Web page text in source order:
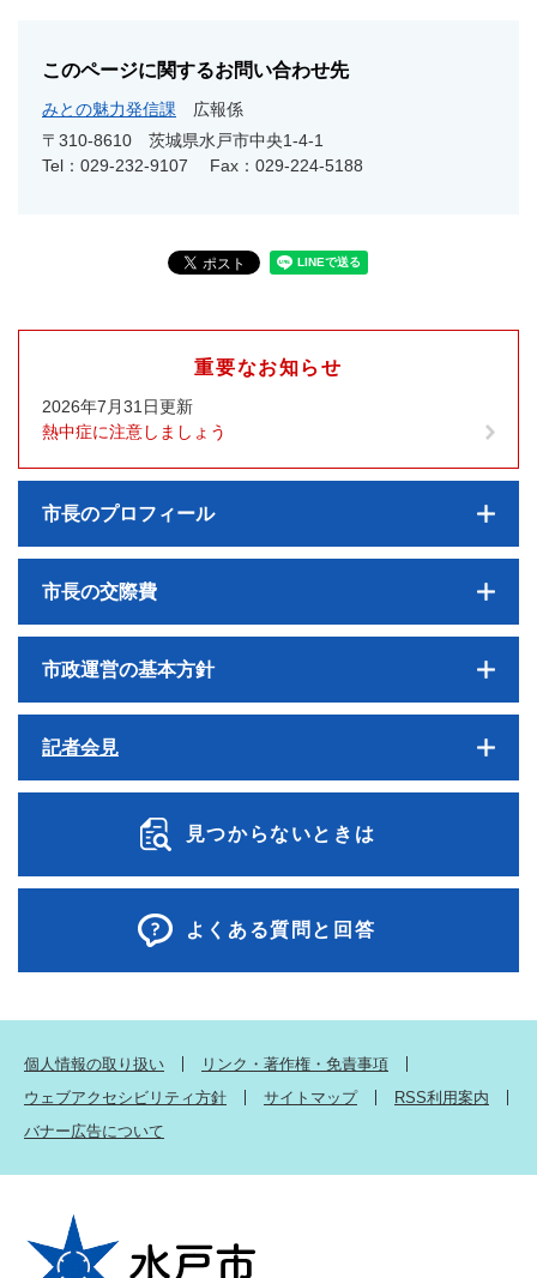
このページに関するお問い合わせ先
みとの魅力発信課
広報係
〒310-8610
茨城県水戸市中央1-4-1
Tel：029-232-9107
Fax：029-224-5188
重要なお知らせ
2026年7月31日更新
熱中症に注意しましょう
市長のプロフィール
市長の交際費
市政運営の基本方針
記者会見
見つからないときは
よくある質問と回答
個人情報の取り扱い
リンク・著作権・免責事項
ウェブアクセシビリティ方針
サイトマップ
RSS利用案内
バナー広告について